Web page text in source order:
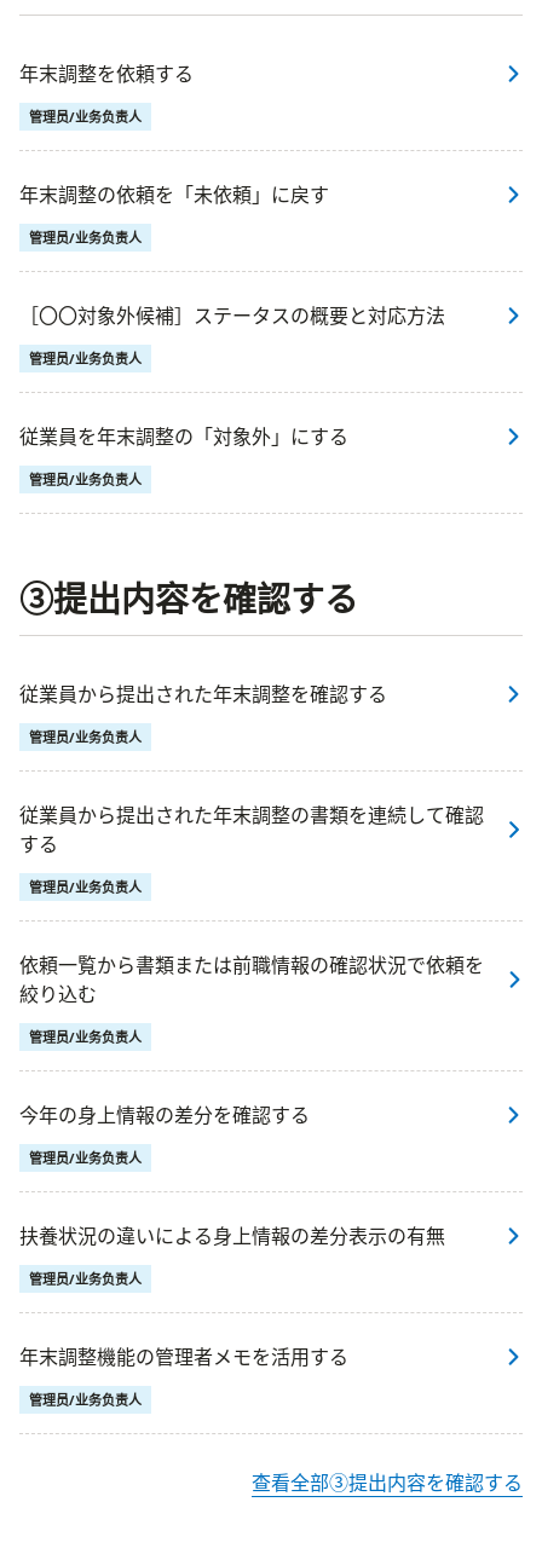
年末調整を依頼する
管理员/业务负责人
年末調整の依頼を「未依頼」に戻す
管理员/业务负责人
［〇〇対象外候補］ステータスの概要と対応方法
管理员/业务负责人
従業員を年末調整の「対象外」にする
管理员/业务负责人
③提出内容を確認する
従業員から提出された年末調整を確認する
管理员/业务负责人
従業員から提出された年末調整の書類を連続して確認
する
管理员/业务负责人
依頼一覧から書類または前職情報の確認状況で依頼を
絞り込む
管理员/业务负责人
今年の身上情報の差分を確認する
管理员/业务负责人
扶養状況の違いによる身上情報の差分表示の有無
管理员/业务负责人
年末調整機能の管理者メモを活用する
管理员/业务负责人
查看全部③提出内容を確認する